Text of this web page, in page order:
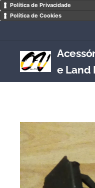
Política de Privacidade
Política de Cookies
e Land